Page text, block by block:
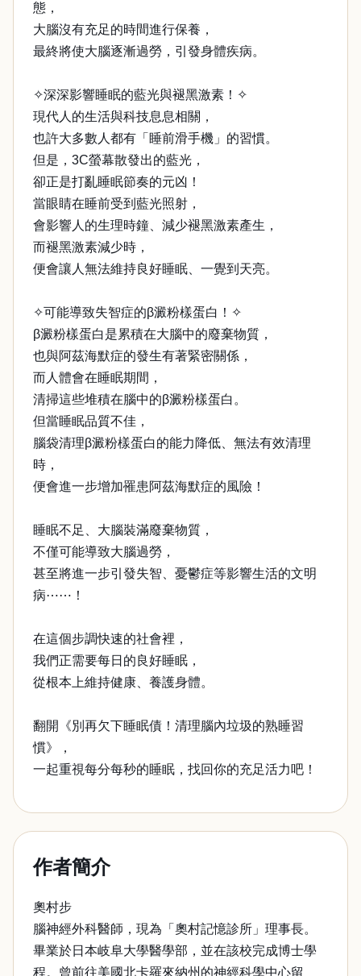
態，
大腦沒有充足的時間進行保養，
最終將使大腦逐漸過勞，引發身體疾病。
✧深深影響睡眠的藍光與褪黑激素！✧
現代人的生活與科技息息相關，
也許大多數人都有「睡前滑手機」的習慣。
但是，3C螢幕散發出的藍光，
卻正是打亂睡眠節奏的元凶！
當眼睛在睡前受到藍光照射，
會影響人的生理時鐘、減少褪黑激素產生，
而褪黑激素減少時，
便會讓人無法維持良好睡眠、一覺到天亮。
✧可能導致失智症的β澱粉樣蛋白！✧
β澱粉樣蛋白是累積在大腦中的廢棄物質，
也與阿茲海默症的發生有著緊密關係，
而人體會在睡眠期間，
清掃這些堆積在腦中的β澱粉樣蛋白。
但當睡眠品質不佳，
腦袋清理β澱粉樣蛋白的能力降低、無法有效清理
時，
便會進一步增加罹患阿茲海默症的風險！
睡眠不足、大腦裝滿廢棄物質，
不僅可能導致大腦過勞，
甚至將進一步引發失智、憂鬱症等影響生活的文明
病⋯⋯！
在這個步調快速的社會裡，
我們正需要每日的良好睡眠，
從根本上維持健康、養護身體。
翻開《別再欠下睡眠債！清理腦內垃圾的熟睡習
慣》，
一起重視每分每秒的睡眠，找回你的充足活力吧！
作者簡介
奧村步
腦神經外科醫師，現為「奧村記憶診所」理事長。
畢業於日本岐阜大學醫學部，並在該校完成博士學
程。曾前往美國北卡羅來納州的神經科學中心留